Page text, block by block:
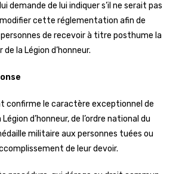
demande de lui indiquer s’il ne serait pas
cette réglementation afin de
de recevoir à titre posthume la
la Légion d’honneur.
confirme le caractère exceptionnel de
d’honneur, de l’ordre national du
militaire aux personnes tuées ou
de leur devoir.